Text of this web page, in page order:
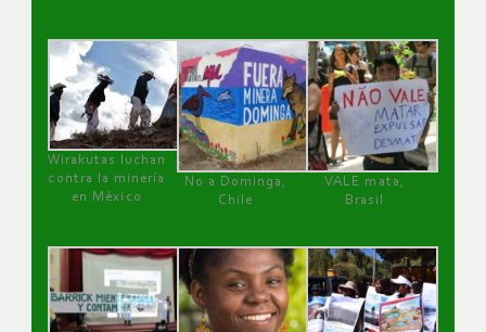
Wirakutas luchan
contra la minería
en México
No a Dominga,
Chile
VALE mata,
Brasil